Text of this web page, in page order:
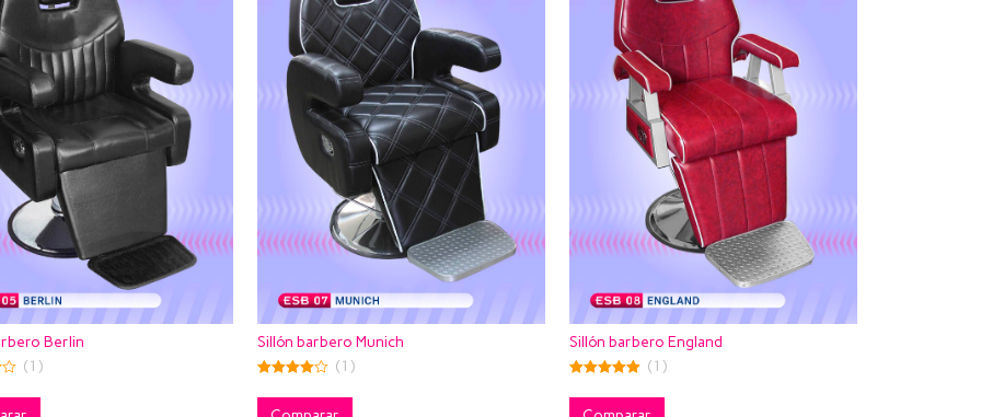
Berlin
(1)
Sillón barbero Munich
out of 5
(1)
Sillón barbero England
out of 5
(1)